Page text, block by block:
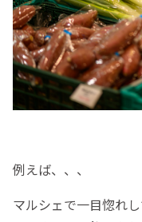
例えば、、、
マルシェで一目惚れ